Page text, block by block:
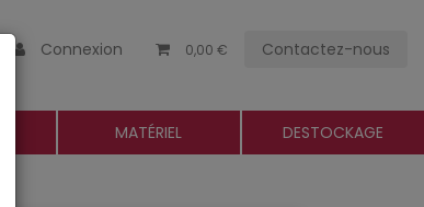
Connexion 0,00 € Contactez-nous
MATÉRIEL DESTOCKAGE